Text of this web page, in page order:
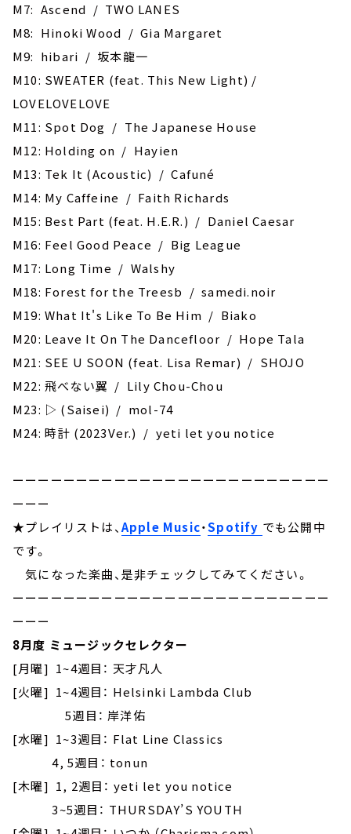
M7: Ascend / TWO LANES
M8: Hinoki Wood / Gia Margaret
M9: hibari / 坂本龍一
M10: SWEATER (feat. This New Light) /
LOVELOVELOVE
M11: Spot Dog / The Japanese House
M12: Holding on / Hayien
M13: Tek It (Acoustic) / Cafuné
M14: My Caffeine / Faith Richards
M15: Best Part (feat. H.E.R.) / Daniel Caesar
M16: Feel Good Peace / Big League
M17: Long Time / Walshy
M18: Forest for the Treesb / samedi.noir
M19: What It's Like To Be Him / Biako
M20: Leave It On The Dancefloor / Hope Tala
M21: SEE U SOON (feat. Lisa Remar) / SHOJO
M22: 飛べない翼 / Lily Chou-Chou
M23: ▷ (Saisei) / mol-74
M24: 時計 (2023Ver.) / yeti let you notice
ーーーーーーーーーーーーーーーーーーーーーーーーー
ーーー
★プレイリストは、Apple Music・Spotify でも公開中
です。
気になった楽曲、是非チェックしてみてください。
ーーーーーーーーーーーーーーーーーーーーーーーーー
ーーー
8月度 ミュージックセレクター
[月曜] 1~4週目： 天才凡人
[火曜] 1~4週目： Helsinki Lambda Club
5週目： 岸洋佑
[水曜] 1~3週目： Flat Line Classics
4, 5週目： tonun
[木曜] 1, 2週目： yeti let you notice
3~5週目： THURSDAY’S YOUTH